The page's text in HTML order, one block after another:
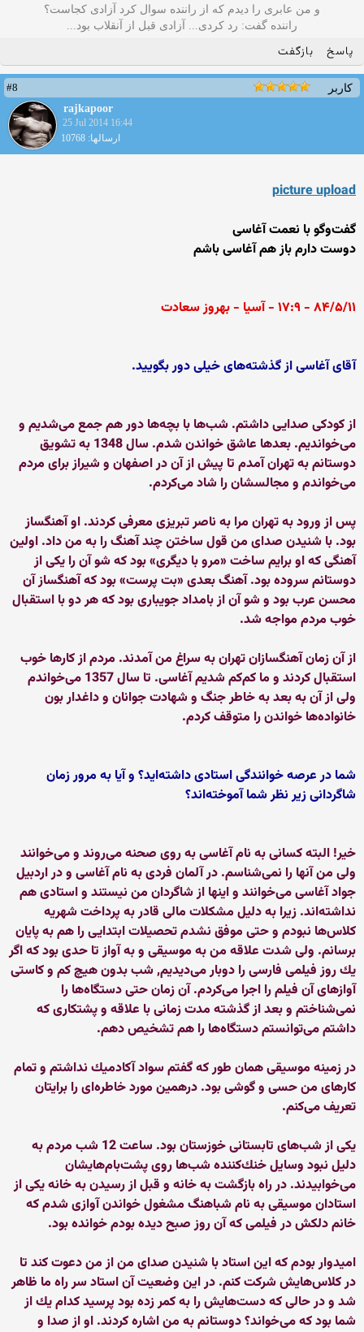
و من عابری را دیدم که از راننده سوال کرد آزادی کجاست؟
راننده گفت: رد کردی... آزادی قبل از آنقلاب بود...
پاسخ بازگفت
کاربر
#8
rajkapoor
25 Jul 2014 16:44
ارسالها: 10768
picture upload
گفت‌وگو با نعمت آغاسی
دوست دارم باز هم آغاسی باشم
۸۴/۵/۱۱ - ۱۷:۹ - آسیا - بهروز سعادت
آقای آغاسی از گذشته‌های خیلی دور بگویید.
از كودكی صدایی داشتم. شب‌ها با بچه‌ها دور هم جمع می‌شدیم و
می‌خواندیم. بعدها عاشق خواندن شدم. سال 1348 به تشویق
دوستانم به تهران آمدم تا پیش از آن در اصفهان و شیراز برای مردم
می‌خواندم و مجالسشان را شاد می‌كردم.
پس از ورود به تهران مرا به ناصر تبریزی معرفی كردند. او آهنگساز
بود. با شنیدن صدای من قول ساختن چند آهنگ را به من داد. اولین
آهنگی كه او برایم ساخت «مرو با دیگری» بود كه شو آن را یكی از
دوستانم سروده بود. آهنگ بعدی «بت پرست» بود كه آهنگساز آن
محسن عرب بود و شو آن از بامداد جویباری بود كه هر دو با استقبال
خوب مردم مواجه شد.
از آن زمان آهنگسازان تهران به سراغ من آمدند. مردم از كارها خوب
استقبال كردند و ما كم‌كم شدیم آغاسی. تا سال 1357 می‌خواندم
ولی از آن به بعد به خاطر جنگ و شهادت جوانان و داغدار بون
خانواده‌ها خواندن را متوقف كردم.
شما در عرصه خوانندگی استادی داشته‌اید؟ و آیا به مرور زمان
شاگردانی زیر نظر شما آموخته‌اند؟
خیر! البته كسانی به نام آغاسی به روی صحنه می‌روند و می‌خوانند
ولی من آنها را نمی‌شناسم. در آلمان فردی به نام آغاسی و در اردبیل
جواد آغاسی می‌خوانند و اینها از شاگردان من نیستند و استادی هم
نداشته‌اند. زیرا به دلیل مشكلات مالی قادر به پرداخت شهریه
كلاس‌ها نبودم و حتی موفق نشدم تحصیلات ابتدایی را هم به پایان
برسانم. ولی شدت علاقه من به موسیقی و به آواز تا حدی بود كه اگر
یك روز فیلمی فارسی را دوبار می‌دیدیم, شب بدون هیچ كم و كاستی
آوازهای آن فیلم را اجرا می‌كردم. آن زمان حتی دستگاه‌ها را
نمی‌شناختم و بعد از گذشته مدت زمانی با علاقه و پشتكاری كه
داشتم می‌توانستم دستگاه‌ها را هم تشخیص دهم.
در زمینه موسیقی همان طور كه گفتم سواد آكادمیك نداشتم و تمام
كارهای من حسی و گوشی بود. درهمین مورد خاطره‌ای را برایتان
تعریف می‌كنم.
یكی از شب‌های تابستانی خوزستان بود. ساعت 12 شب مردم به
دلیل نبود وسایل خنك‌كننده شب‌ها روی پشت‌بام‌هایشان
می‌خوابیدند. در راه بازگشت به خانه و قبل از رسیدن به خانه یكی از
استادان موسیقی به نام شباهنگ مشغول خواندن آوازی شدم كه
خانم دلكش در فیلمی كه آن روز صبح دیده بودم خوانده بود.
امیدوار بودم كه این استاد با شنیدن صدای من از من دعوت كند تا
در كلاس‌هایش شركت كنم. در این وضعیت آن استاد سر راه ما ظاهر
شد و در حالی كه دست‌هایش را به كمر زده بود پرسید كدام یك از
شما بود كه می‌خواند؟ دوستانم به من اشاره كردند. او از صدا و